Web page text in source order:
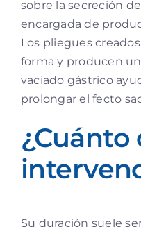
sobre la secreción
encargada de
Los pliegues
forma y producen
vaciado gástrico
prolongar el fecto
¿Cuánto
Su duración suele